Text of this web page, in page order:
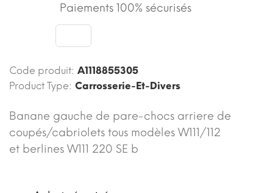
Paiements 100% sécurisés
Code produit: A1118855305
Product Type: Carrosserie-Et-Divers
Banane gauche de pare-chocs arriere de
coupés/cabriolets tous modèles W111/112
et berlines W111 220 SE b